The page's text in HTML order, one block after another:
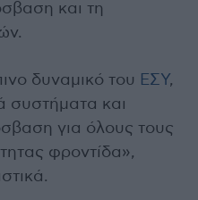
και τη
δυναμικό του ΕΣΥ,
συστήματα και
για όλους τους
φροντίδα»,